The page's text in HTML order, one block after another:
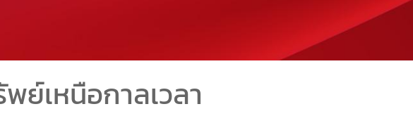
ย์เหนือกาลเวลา